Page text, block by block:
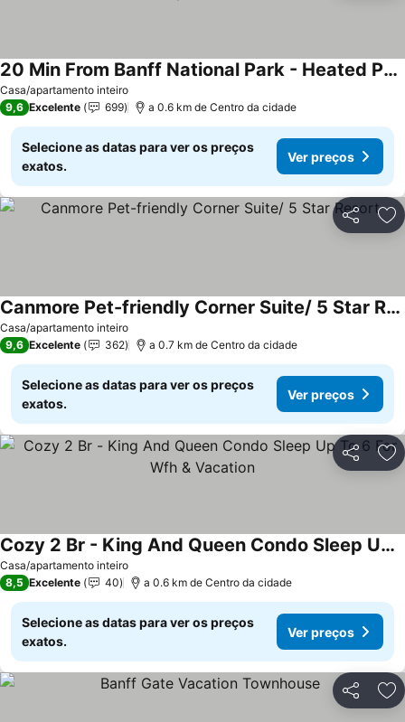
Casa/apartamento inteiro
20 Min From Banff National Park - Heated Pool, 2 Hot Tubs, Bbq, Wifi - Cdn Rate
9,6 Excelente 699 a 0.6 km de Centro da cidade
Selecione as datas para ver os preços
exatos.
Ver preços
Partilhar
Casa/apartamento inteiro
Canmore Pet-friendly Corner Suite/ 5 Star Resort
9,6 Excelente 362 a 0.7 km de Centro da cidade
Selecione as datas para ver os preços
exatos.
Ver preços
Partilhar
Casa/apartamento inteiro
Cozy 2 Br - King And Queen Condo Sleep Up To 6 For Wfh & Vacation
8,5 Excelente 40 a 0.6 km de Centro da cidade
Selecione as datas para ver os preços
exatos.
Ver preços
Partilhar